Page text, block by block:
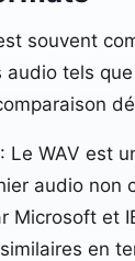
souvent
audio tels
Le WAV est
audio non
Microsoft et
en